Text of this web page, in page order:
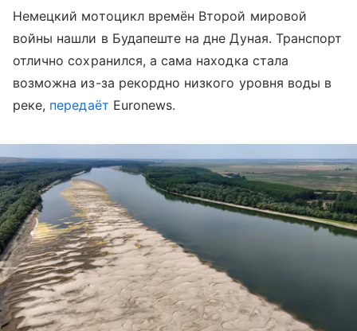
Немецкий мотоцикл времён Второй мировой
войны нашли в Будапеште на дне Дуная. Транспорт
отлично сохранился, а сама находка стала
возможна из-за рекордно низкого уровня воды в
реке, передаёт Euronews.